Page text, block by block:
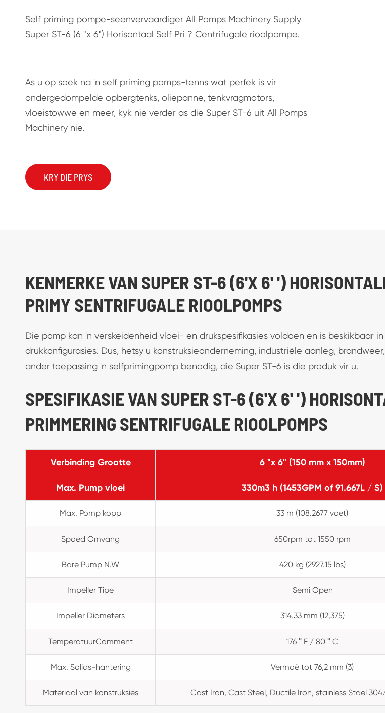
Self priming pompe-seenvervaardiger All Pomps Machinery Supply
Super ST-6 (6 "x 6") Horisontaal Self Pri ? Centrifugale rioolpompe.
As u op soek na 'n self priming pomps-tenns wat perfek is vir
ondergedompelde opbergtenks, oliepanne, tenkvragmotors,
vloeistowwe en meer, kyk nie verder as die Super ST-6 uit All Pomps
Machinery nie.
KRY DIE PRYS
KENMERKE VAN SUPER ST-6 (6'X 6' ')
PRIMY SENTRIFUGALE RIOOLPOMPS
Die pomp kan 'n verskeidenheid vloei- en drukspesifikasies voldoen en is beskikbaar
drukkonfigurasies. Dus, hetsy u konstruksieonderneming, industriële aanleg,
ander toepassing 'n selfprimingpomp benodig, die Super ST-6 is die produk vir u.
SPESIFIKASIE VAN SUPER ST-6 (6'X 6' ')
PRIMMERING SENTRIFUGALE RIOOLPOMPS
Verbinding Grootte 6 "x 6" (150 mm x 150mm)
Max. Pump vloei 330m3 h (1453GPM of 91.667L / S)
Max. Pomp kopp 33 m (108.2677 voet)
Spoed Omvang 650rpm tot 1550 rpm
Bare Pump N.W 420 kg (2927.15 lbs)
Impeller Tipe Semi Open
Impeller Diameters 314.33 mm (12,375)
TemperatuurComment 176 ° F / 80 ° C
Max. Solids-hantering Vermoë tot 76,2 mm (3)
Materiaal van konstruksies Cast Iron, Cast Steel, Ductile Iron, stainless Stael